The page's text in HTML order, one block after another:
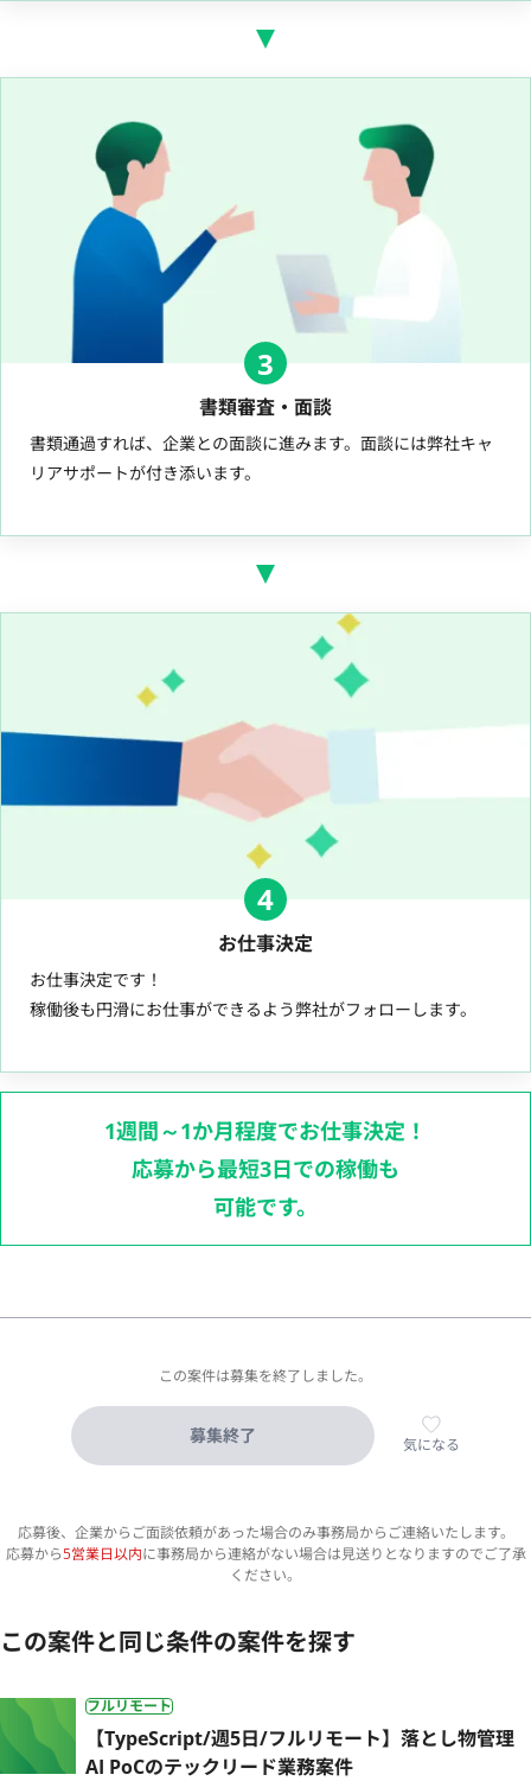
3
書類審査・面談
書類通過すれば、企業との面談に進みます。面談には弊社キャ
リアサポートが付き添います。
4
お仕事決定
お仕事決定です！
稼働後も円滑にお仕事ができるよう弊社がフォローします。
1週間～1か月程度でお仕事決定！
応募から最短3日での稼働も
可能です。
この案件は募集を終了しました。
募集終了 気になる
応募後、企業からご面談依頼があった場合のみ事務局からご連絡いたします。
応募から5営業日以内に事務局から連絡がない場合は見送りとなりますのでご了承
ください。
この案件と同じ条件の案件を探す
フルリモート
【TypeScript/週5日/フルリモート】落とし物管理
AI PoCのテックリード業務案件